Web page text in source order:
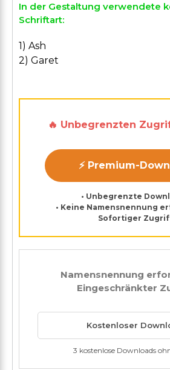
In der Gestaltung verwendete
Schriftart:
1) Ash
2) Garet
🔥 Unbegrenzten
⚡ Premium-
• Unbegrenzte
• Keine Namensnennung
Sofortiger
Namensnennung
Eingeschränkter
Kostenloser
3 kostenlose Downloads